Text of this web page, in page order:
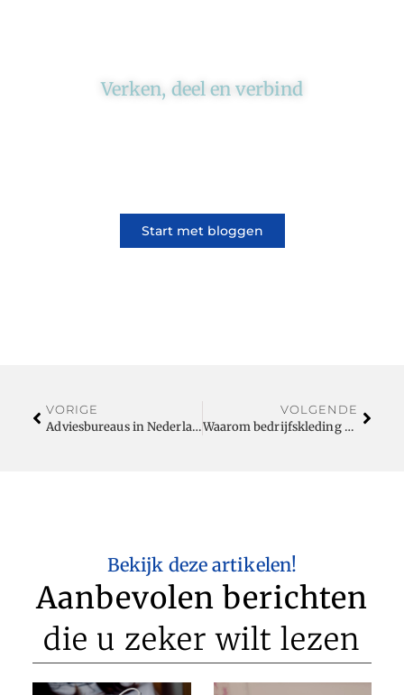
Verken, deel en verbind
Start met bloggen
VORIGE
Adviesbureaus in Nederland als strategische sparringpartner
VOLGENDE
Waarom bedrijfskleding Rotterdam jouw bedrijf voorziet van top bedrijfskleding
Bekijk deze artikelen!
Aanbevolen berichten
die u zeker wilt lezen